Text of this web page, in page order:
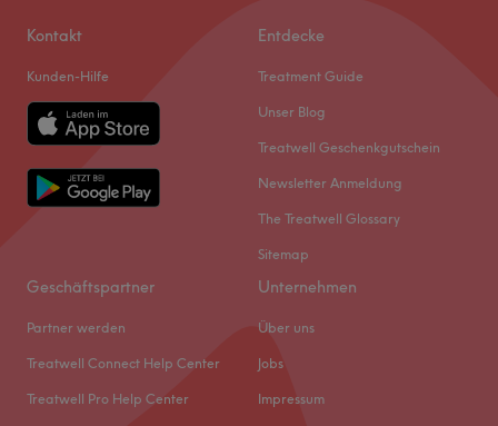
Kontakt
Kunden-Hilfe
Entdecke
Treatment Guide
Unser Blog
Treatwell Geschenkgutschein
Newsletter Anmeldung
The Treatwell Glossary
Sitemap
Geschäftspartner
Partner werden
Treatwell Connect Help Center
Treatwell Pro Help Center
Unternehmen
Über uns
Jobs
Impressum